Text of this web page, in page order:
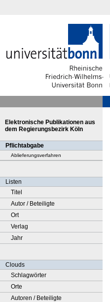
Elektronische Publikationen aus
dem Regierungsbezirk Köln
Pflichtabgabe
Ablieferungsverfahren
Listen
Titel
Autor / Beteiligte
Ort
Verlag
Jahr
Clouds
Schlagwörter
Orte
Autoren / Beteiligte